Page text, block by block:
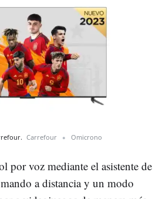
Carrefour Omicrono
por voz mediante el asistente de
a distancia y un modo